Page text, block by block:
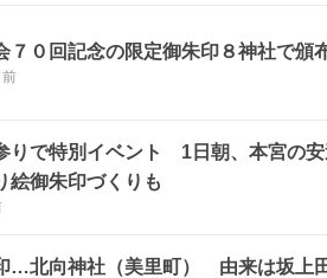
７０回記念の限定御朱印８神社で頒
りで特別イベント 1日朝、本宮の
絵御朱印づくりも
…北向神社（美里町） 由来は坂上